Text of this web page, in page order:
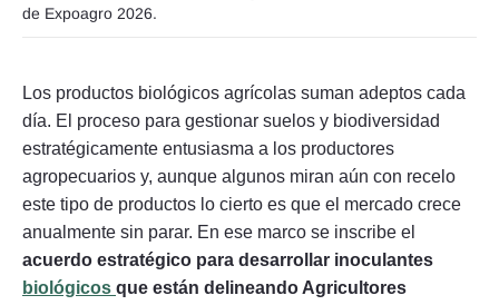
de Expoagro 2026.
Los productos biológicos agrícolas suman adeptos cada
día. El proceso para gestionar suelos y biodiversidad
estratégicamente entusiasma a los productores
agropecuarios y, aunque algunos miran aún con recelo
este tipo de productos lo cierto es que el mercado crece
anualmente sin parar. En ese marco se inscribe el
acuerdo estratégico para desarrollar inoculantes
biológicos que están delineando Agricultores